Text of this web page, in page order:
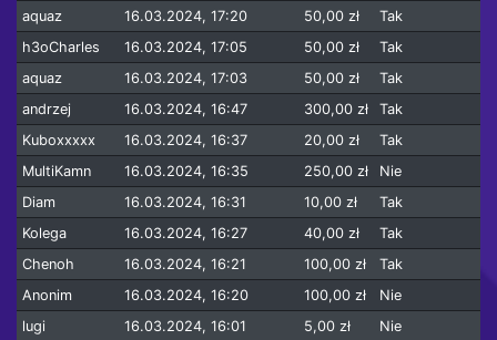
aquaz
16.03.2024, 17:20 50,00 zł
Tak
h3oCharles
16.03.2024, 17:05 50,00 zł
Tak
aquaz
16.03.2024, 17:03 50,00 zł
Tak
andrzej
16.03.2024, 16:47 300,00 zł
Tak
Kuboxxxxx
16.03.2024, 16:37 20,00 zł
Tak
MultiKamn
16.03.2024, 16:35 250,00 zł
Nie
Diam
16.03.2024, 16:31 10,00 zł
Tak
Kolega
16.03.2024, 16:27 40,00 zł
Tak
Chenoh
16.03.2024, 16:21 100,00 zł
Tak
Anonim
16.03.2024, 16:20 100,00 zł
Nie
lugi
16.03.2024, 16:01 5,00 zł
Nie